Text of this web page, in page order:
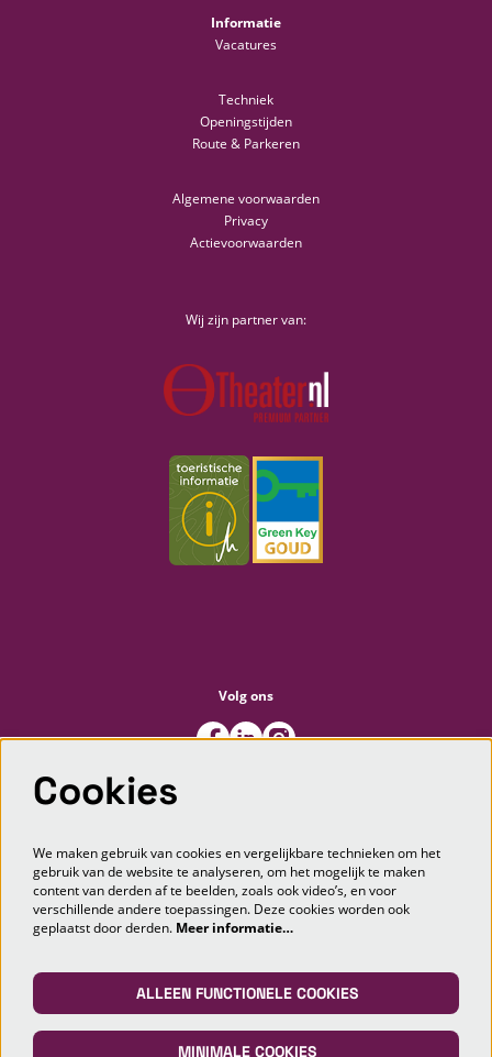
Informatie
Vacatures
Techniek
Openingstijden
Route & Parkeren
Algemene voorwaarden
Privacy
Actievoorwaarden
Wij zijn partner van:
Volg ons
Meld je aan voor de nieuwsbrief
AANMELDEN
Deze site wordt beschermd door reCAPTCHA, dataverwerking gebeurt in overeenstemming met deCloud Data Processing
Cookies
We maken gebruik van cookies en vergelijkbare technieken om het
gebruik van de website te analyseren, om het mogelijk te maken
content van derden af te beelden, zoals ook video’s, en voor
verschillende andere toepassingen. Deze cookies worden ook
geplaatst door derden. Meer informatie…
ALLEEN FUNCTIONELE COOKIES
MINIMALE COOKIES